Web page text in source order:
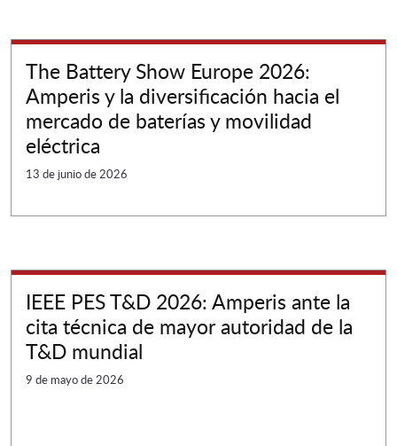
The Battery Show Europe 2026:
Amperis y la diversificación hacia el
mercado de baterías y movilidad
eléctrica
13 de junio de 2026
IEEE PES T&D 2026: Amperis ante la
cita técnica de mayor autoridad de la
T&D mundial
9 de mayo de 2026